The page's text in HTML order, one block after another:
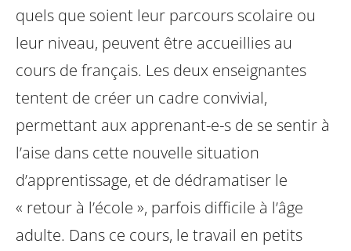
quels que soient leur parcours scolaire ou
leur niveau, peuvent être accueillies au
cours de français. Les deux enseignantes
tentent de créer un cadre convivial,
permettant aux apprenant-e-s de se sentir à
l’aise dans cette nouvelle situation
d’apprentissage, et de dédramatiser le
« retour à l’école », parfois difficile à l’âge
adulte. Dans ce cours, le travail en petits